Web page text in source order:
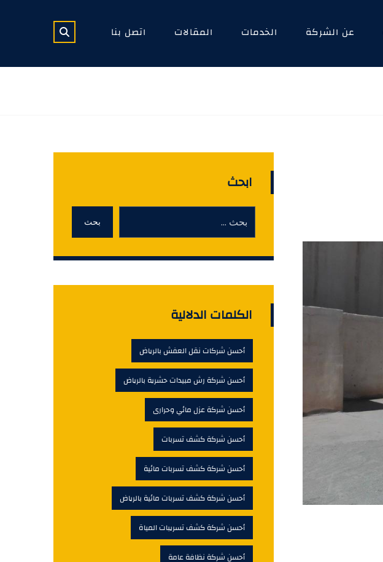
عن الشركة الخدمات المقالات اتصل بنا
ابحث
بحث
الكلمات الدلالية
أحسن شركات نقل العفش بالرياض
أحسن شركة رش مبيدات حشرية بالرياض
أحسن شركة عزل مائي وحرارى
أحسن شركة كشف تسربات
أحسن شركة كشف تسربات مائية
أحسن شركة كشف تسربات مائية بالرياض
أحسن شركة كشف تسريبات المياة
أحسن شركة نظافة عامة